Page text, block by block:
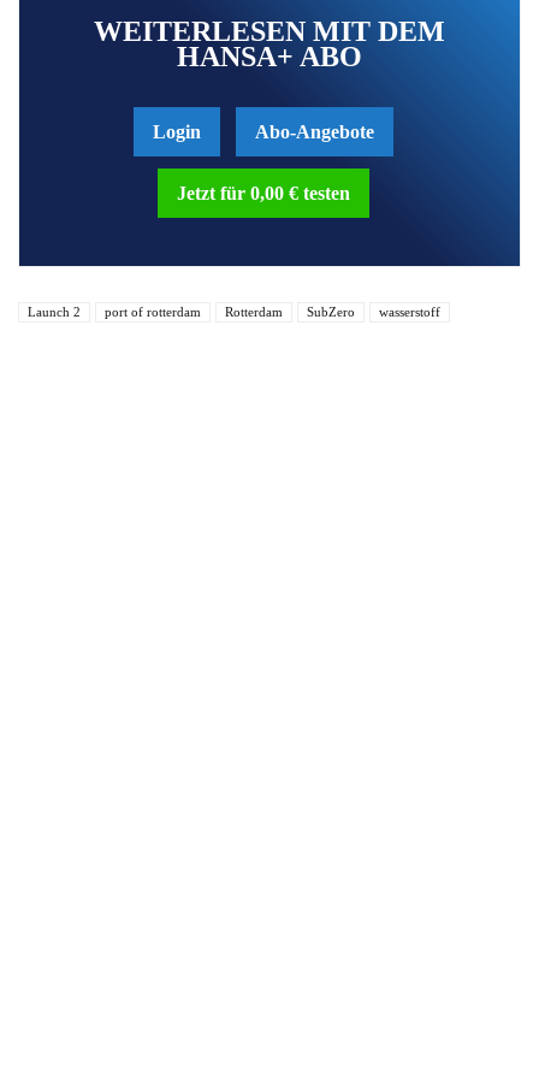
WEITERLESEN MIT DEM
HANSA+ ABO
Login Abo-Angebote
Jetzt für 0,00 € testen
Launch 2 port of rotterdam Rotterdam SubZero wasserstoff